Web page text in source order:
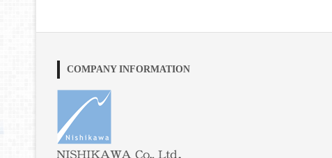
COMPANY INFORMATION